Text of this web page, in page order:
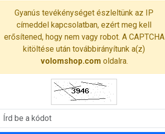
Gyanús tevékénységet észleltünk az IP
címeddel kapcsolatban, ezért meg kell
erősítened, hogy nem vagy robot. A CAPTCHA
kitöltése után továbbirányítunk a(z)
volomshop.com oldalra.